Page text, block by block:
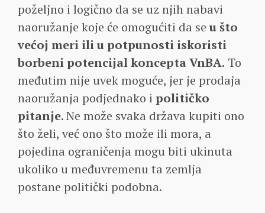
poželjno i logično da se uz njih nabavi
naoružanje koje će omogućiti da se u što
većoj meri ili u potpunosti iskoristi
borbeni potencijal koncepta VnBA. To
međutim nije uvek moguće, jer je prodaja
naoružanja podjednako i političko
pitanje. Ne može svaka država kupiti ono
što želi, već ono što može ili mora, a
pojedina ograničenja mogu biti ukinuta
ukoliko u međuvremenu ta zemlja
postane politički podobna.